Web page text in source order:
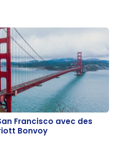
Francisco avec des
Bonvoy
Francisco avec des
Bonvoy